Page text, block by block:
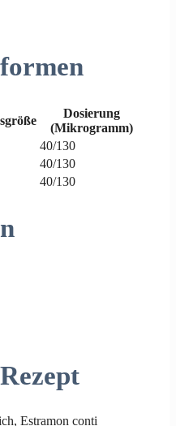
Dosierung
(Mikrogramm)
40/130
40/130
40/130
Estramon conti